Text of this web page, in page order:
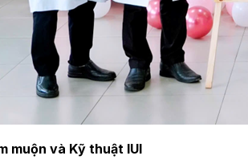
muộn và Kỹ thuật IUI